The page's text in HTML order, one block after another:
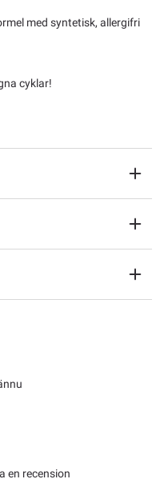
med syntetisk, allergifri
cyklar!
en recension